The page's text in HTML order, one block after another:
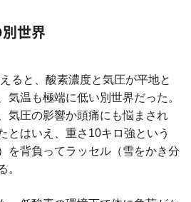
世界
ると、酸素濃度と気圧が平地と
気温も極端に低い別世界だった。
気圧の影響か頭痛にも悩まされ
とはいえ、重さ10キロ強という
を背負ってラッセル（雪をかき分
。